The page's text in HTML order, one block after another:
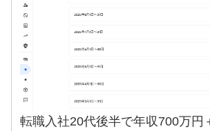
転職入社20代後半で年収700万円